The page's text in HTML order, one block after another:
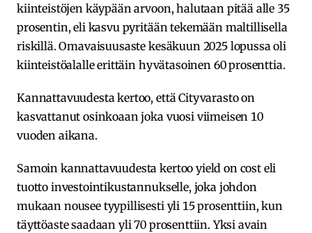
kiinteistöjen käypään arvoon, halutaan pitää alle 35
prosentin, eli kasvu pyritään tekemään maltillisella
riskillä. Omavaisuusaste kesäkuun 2025 lopussa oli
kiinteistöalalle erittäin hyvätasoinen 60 prosenttia.
Kannattavuudesta kertoo, että Cityvarasto on
kasvattanut osinkoaan joka vuosi viimeisen 10
vuoden aikana.
Samoin kannattavuudesta kertoo yield on cost eli
tuotto investointikustannukselle, joka johdon
mukaan nousee tyypillisesti yli 15 prosenttiin, kun
täyttöaste saadaan yli 70 prosenttiin. Yksi avain